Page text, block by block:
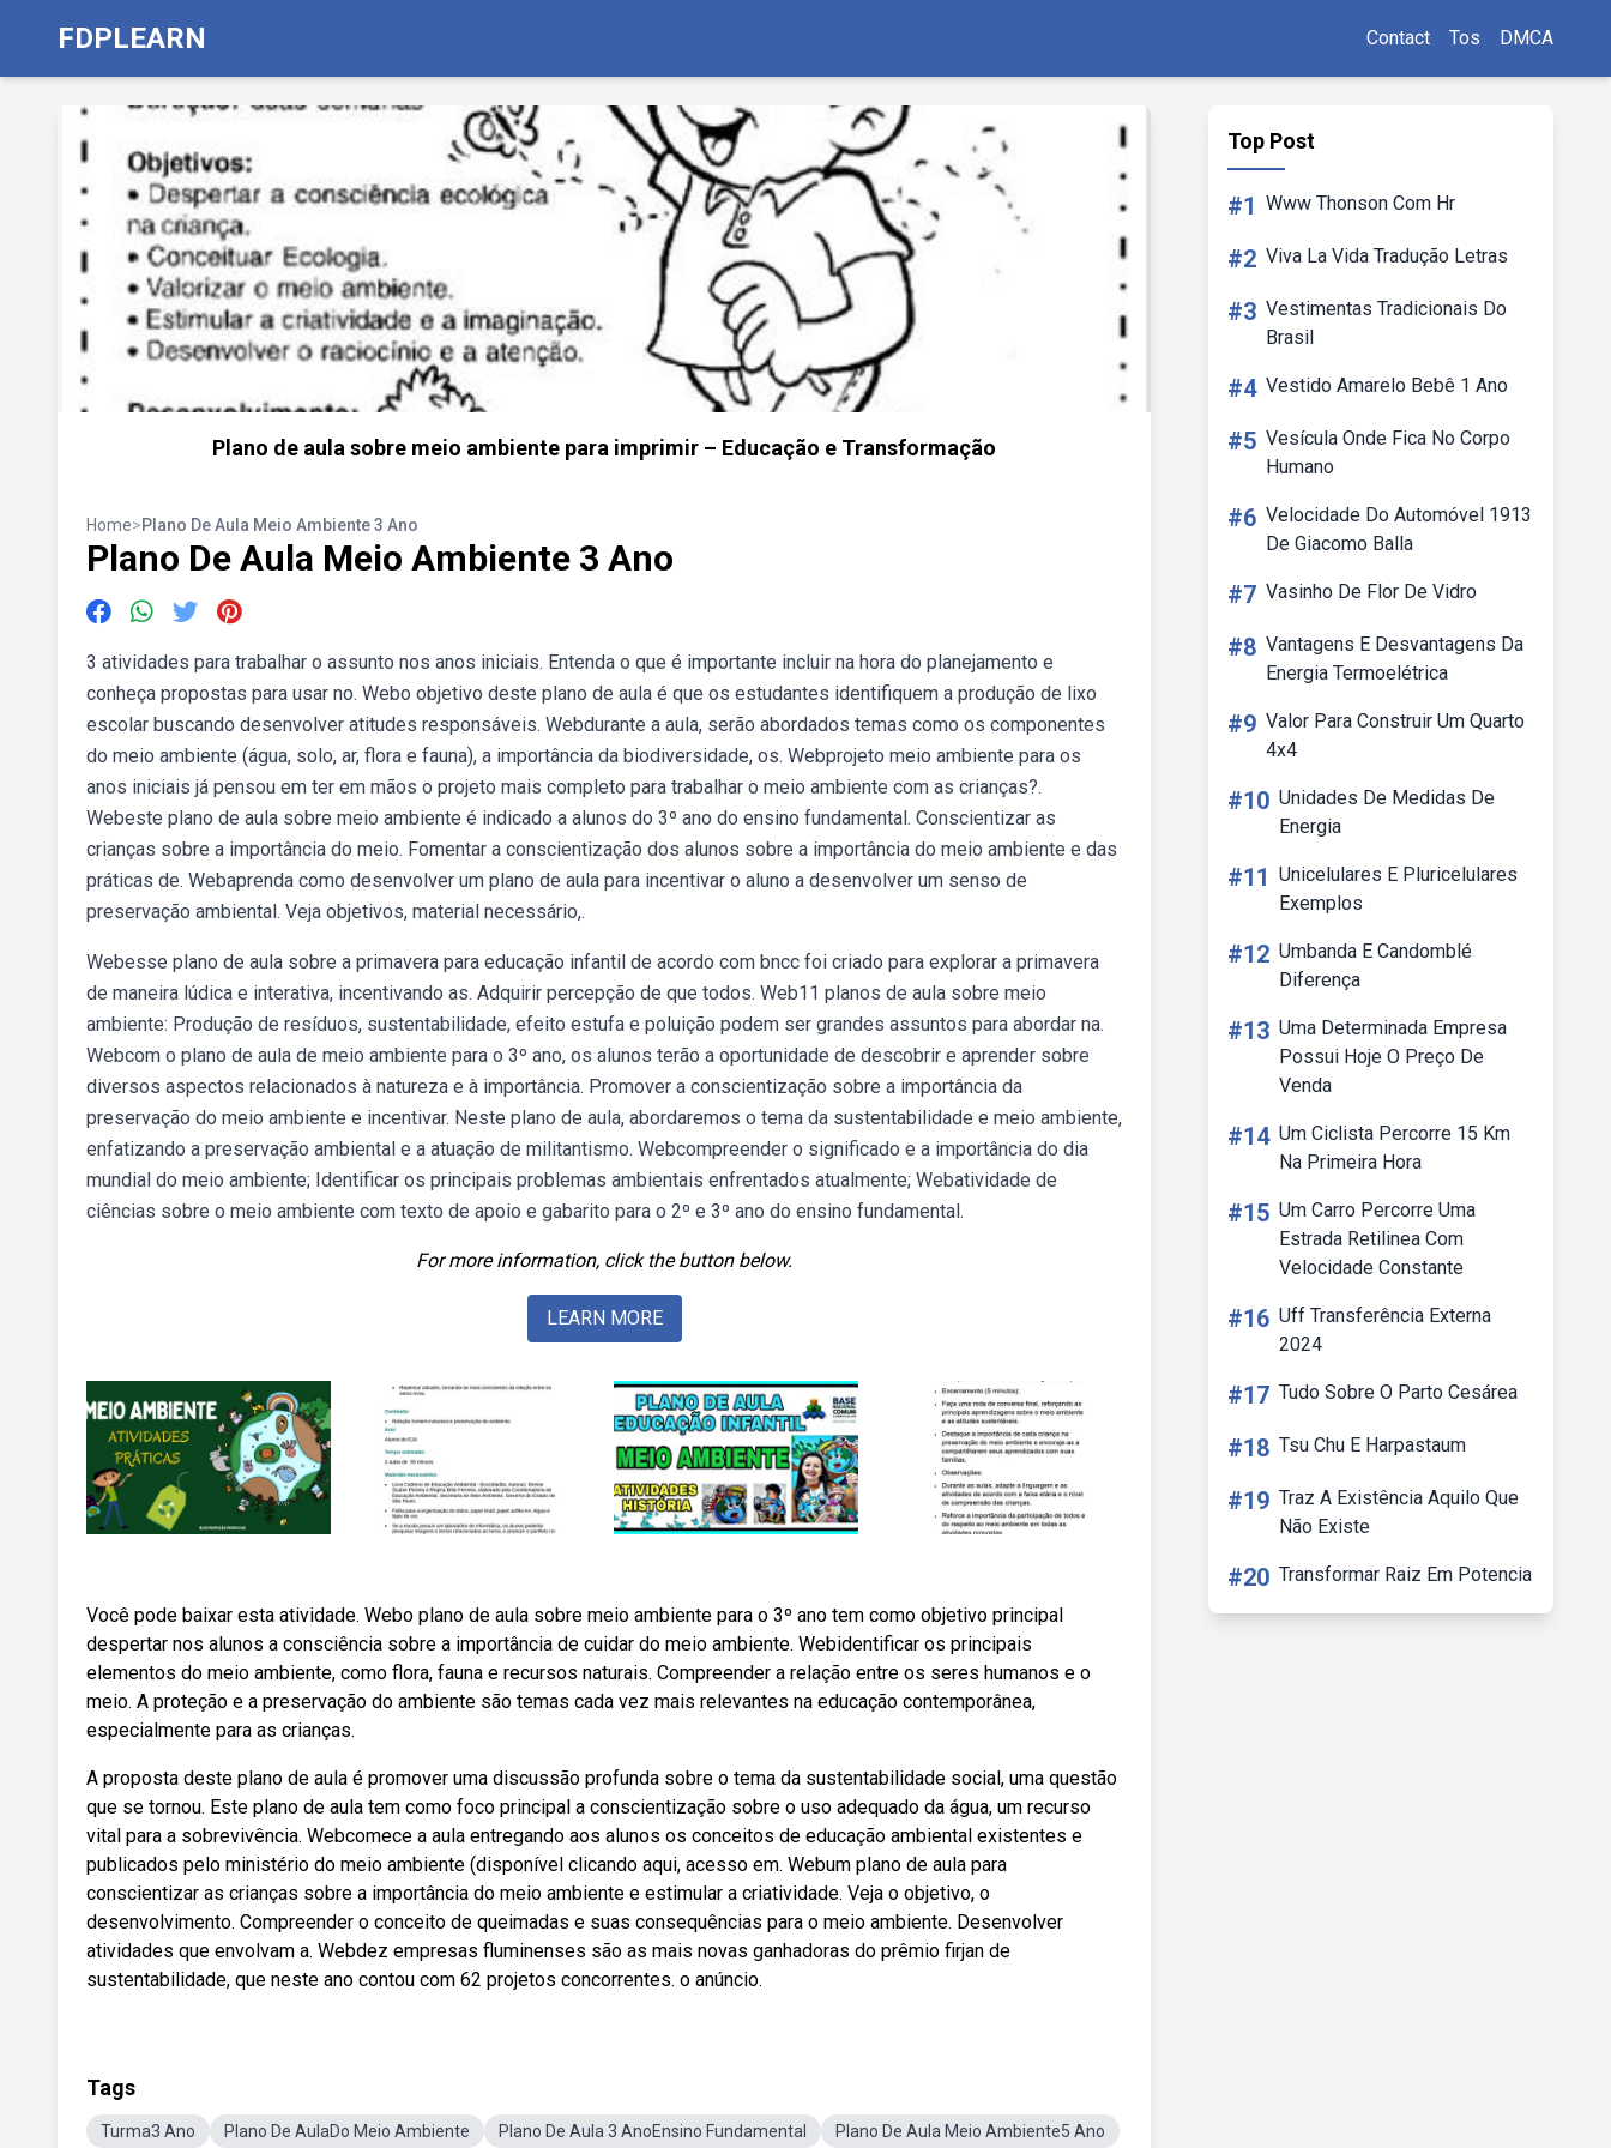
FDPLEARN Contact Tos DMCA
Plano de aula sobre meio ambiente para imprimir – Educação e Transformação
Home>Plano De Aula Meio Ambiente 3 Ano
Plano De Aula Meio Ambiente 3 Ano
3 atividades para trabalhar o assunto nos anos iniciais. Entenda o que é importante incluir na hora do planejamento e
conheça propostas para usar no. Webo objetivo deste plano de aula é que os estudantes identifiquem a produção de lixo
escolar buscando desenvolver atitudes responsáveis. Webdurante a aula, serão abordados temas como os componentes
do meio ambiente (água, solo, ar, flora e fauna), a importância da biodiversidade, os. Webprojeto meio ambiente para os
anos iniciais já pensou em ter em mãos o projeto mais completo para trabalhar o meio ambiente com as crianças?.
Webeste plano de aula sobre meio ambiente é indicado a alunos do 3º ano do ensino fundamental. Conscientizar as
crianças sobre a importância do meio. Fomentar a conscientização dos alunos sobre a importância do meio ambiente e das
práticas de. Webaprenda como desenvolver um plano de aula para incentivar o aluno a desenvolver um senso de
preservação ambiental. Veja objetivos, material necessário,.
Webesse plano de aula sobre a primavera para educação infantil de acordo com bncc foi criado para explorar a primavera
de maneira lúdica e interativa, incentivando as. Adquirir percepção de que todos. Web11 planos de aula sobre meio
ambiente: Produção de resíduos, sustentabilidade, efeito estufa e poluição podem ser grandes assuntos para abordar na.
Webcom o plano de aula de meio ambiente para o 3º ano, os alunos terão a oportunidade de descobrir e aprender sobre
diversos aspectos relacionados à natureza e à importância. Promover a conscientização sobre a importância da
preservação do meio ambiente e incentivar. Neste plano de aula, abordaremos o tema da sustentabilidade e meio ambiente,
enfatizando a preservação ambiental e a atuação de militantismo. Webcompreender o significado e a importância do dia
mundial do meio ambiente; Identificar os principais problemas ambientais enfrentados atualmente; Webatividade de
ciências sobre o meio ambiente com texto de apoio e gabarito para o 2º e 3º ano do ensino fundamental.
For more information, click the button below.
LEARN MORE
Você pode baixar esta atividade. Webo plano de aula sobre meio ambiente para o 3º ano tem como objetivo principal
despertar nos alunos a consciência sobre a importância de cuidar do meio ambiente. Webidentificar os principais
elementos do meio ambiente, como flora, fauna e recursos naturais. Compreender a relação entre os seres humanos e o
meio. A proteção e a preservação do ambiente são temas cada vez mais relevantes na educação contemporânea,
especialmente para as crianças.
A proposta deste plano de aula é promover uma discussão profunda sobre o tema da sustentabilidade social, uma questão
que se tornou. Este plano de aula tem como foco principal a conscientização sobre o uso adequado da água, um recurso
vital para a sobrevivência. Webcomece a aula entregando aos alunos os conceitos de educação ambiental existentes e
publicados pelo ministério do meio ambiente (disponível clicando aqui, acesso em. Webum plano de aula para
conscientizar as crianças sobre a importância do meio ambiente e estimular a criatividade. Veja o objetivo, o
desenvolvimento. Compreender o conceito de queimadas e suas consequências para o meio ambiente. Desenvolver
atividades que envolvam a. Webdez empresas fluminenses são as mais novas ganhadoras do prêmio firjan de
sustentabilidade, que neste ano contou com 62 projetos concorrentes. o anúncio.
Tags
Turma3 Ano Plano De AulaDo Meio Ambiente Plano De Aula 3 AnoEnsino Fundamental Plano De Aula Meio Ambiente5 Ano
Top Post
#1 Www Thonson Com Hr
#2 Viva La Vida Tradução Letras
#3 Vestimentas Tradicionais Do
Brasil
#4 Vestido Amarelo Bebê 1 Ano
#5 Vesícula Onde Fica No Corpo
Humano
#6 Velocidade Do Automóvel 1913
De Giacomo Balla
#7 Vasinho De Flor De Vidro
#8 Vantagens E Desvantagens Da
Energia Termoelétrica
#9 Valor Para Construir Um Quarto
4x4
#10 Unidades De Medidas De
Energia
#11 Unicelulares E Pluricelulares
Exemplos
#12 Umbanda E Candomblé
Diferença
#13 Uma Determinada Empresa
Possui Hoje O Preço De
Venda
#14 Um Ciclista Percorre 15 Km
Na Primeira Hora
#15 Um Carro Percorre Uma
Estrada Retilinea Com
Velocidade Constante
#16 Uff Transferência Externa
2024
#17 Tudo Sobre O Parto Cesárea
#18 Tsu Chu E Harpastaum
#19 Traz A Existência Aquilo Que
Não Existe
#20 Transformar Raiz Em Potencia